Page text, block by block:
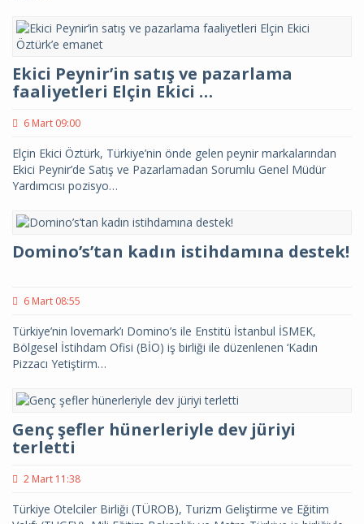
Ekici Peynir’in satış ve pazarlama
faaliyetleri Elçin Ekici …
6 Mart 09:00
Elçin Ekici Öztürk, Türkiye’nin önde gelen peynir markalarından
Ekici Peynir’de Satış ve Pazarlamadan Sorumlu Genel Müdür
Yardımcısı pozisyo…
Domino’s’tan kadın istihdamına destek!
6 Mart 08:55
Türkiye’nin lovemark’ı Domino’s ile Enstitü İstanbul İSMEK,
Bölgesel İstihdam Ofisi (BİO) iş birliği ile düzenlenen ‘Kadın
Pizzacı Yetiştirm…
Genç şefler hünerleriyle dev jüriyi
terletti
2 Mart 11:38
Türkiye Otelciler Birliği (TÜROB), Turizm Geliştirme ve Eğitim